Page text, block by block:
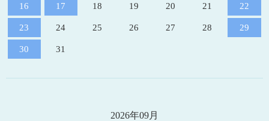
16 17 18 19 20 21 22
23 24 25 26 27 28 29
30 31
2026年09月